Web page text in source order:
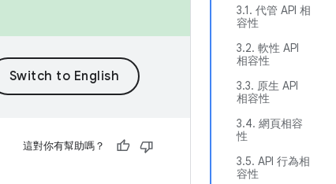
3.1. 代管 API 相
容性
3.2. 軟性 API
相容性
3.3. 原生 API
相容性
3.4. 網頁相容
性
3.5. API 行為相
容性
這對你有幫助嗎？